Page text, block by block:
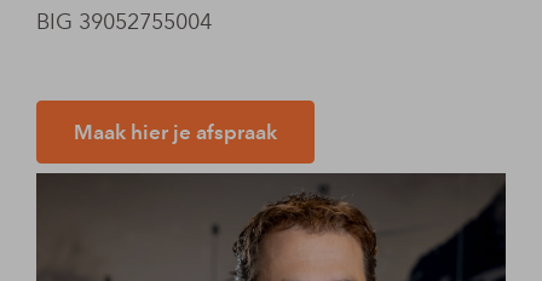
BIG 39052755004
Maak hier je afspraak